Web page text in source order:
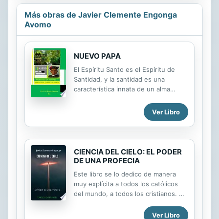
Más obras de Javier Clemente Engonga
Avomo
NUEVO PAPA
El Espíritu Santo es el Espíritu de
Santidad, y la santidad es una
característica innata de un alma
fenómeno existencial difícil de
explicar pero es la base y principio
fundamental de todas las religiones y
los sistemas místicos, así como parte
esencial de la metamorfosis de la
vida del alma humana en este plano
Creador. El ser humano en todas sus
culturas primigenias y sistemas
espirituales ha manifestado su
conocimiento de la realidad de que
vivimos muchas vidas, aunque el
Ver Libro
CIENCIA DEL CIELO: EL PODER
DE UNA PROFECIA
Este libro se lo dedico de manera
muy explícita a todos los católicos
del mundo, a todos los cristianos. A
Dios más que a nada material y lo
Ver Libro